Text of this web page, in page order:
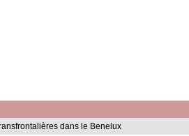
dans le Benelux